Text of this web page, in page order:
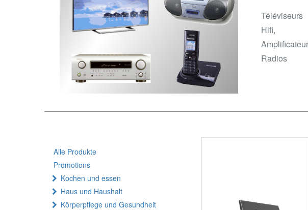
Téléviseurs
Hifi,
Radios
Alle Produkte
Promotions
Kochen und essen
Haus und Haushalt
Körperpflege und Gesundheit